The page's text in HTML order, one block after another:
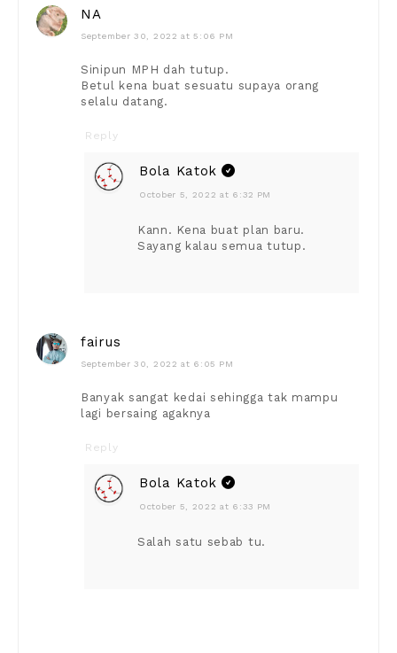
NA
September 30, 2022 at 5:06 PM
Sinipun MPH dah tutup.
Betul kena buat sesuatu supaya orang
selalu datang.
Reply
Bola Katok
October 5, 2022 at 6:32 PM
Kann. Kena buat plan baru.
Sayang kalau semua tutup.
fairus
September 30, 2022 at 6:05 PM
Banyak sangat kedai sehingga tak mampu
lagi bersaing agaknya
Reply
Bola Katok
October 5, 2022 at 6:33 PM
Salah satu sebab tu.